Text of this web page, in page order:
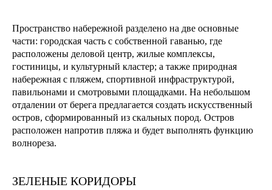
Пространство набережной разделено на две основные
части: городская часть с собственной гаванью, где
расположены деловой центр, жилые комплексы,
гостиницы, и культурный кластер; а также природная
набережная с пляжем, спортивной инфраструктурой,
павильонами и смотровыми площадками. На небольшом
отдалении от берега предлагается создать искусственный
остров, сформированный из скальных пород. Остров
расположен напротив пляжа и будет выполнять функцию
волнореза.
ЗЕЛЕНЫЕ КОРИДОРЫ